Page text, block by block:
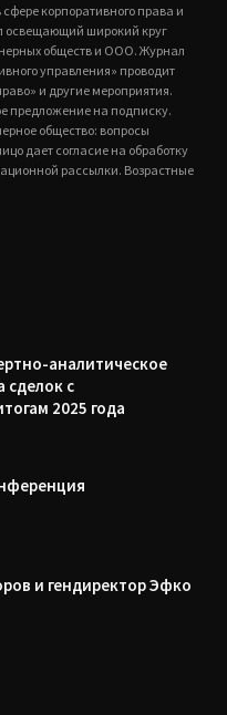
корпоративного права и
освещающий широкий круг
обществ и ООО. Журнал
управления» проводит
и другие мероприятия.
предложение на подписку.
общество: вопросы
дает согласие на обработку
рассылки. Возрастные
аналитическое
сделок с
2025 года
и гендиректор Эфко